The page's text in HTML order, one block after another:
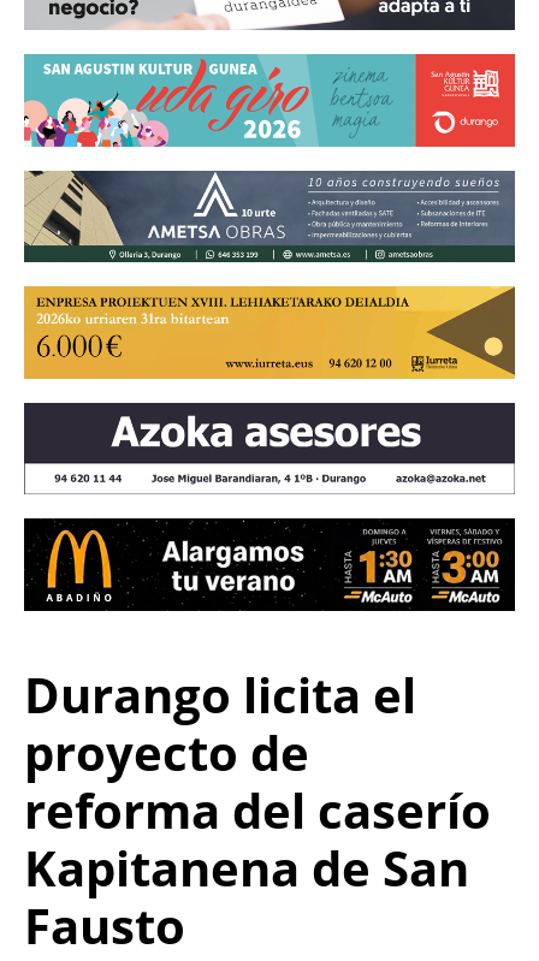
Durango licita el
proyecto de
reforma del caserío
Kapitanena de San
Fausto